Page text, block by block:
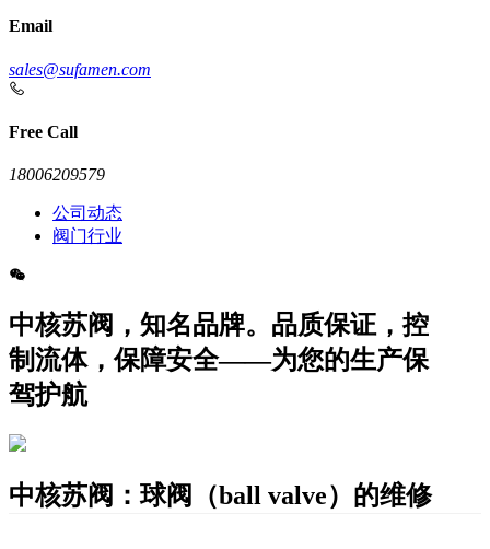
Email
sales@sufamen.com
Free Call
18006209579
公司动态
阀门行业
中核苏阀，知名品牌。品质保证，控
制流体，保障安全——为您的生产保
驾护航
中核苏阀：球阀（ball valve）的维修